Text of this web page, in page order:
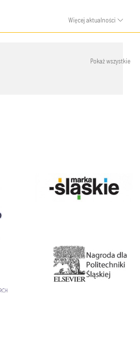
Więcej aktualności
Pokaż wszystkie